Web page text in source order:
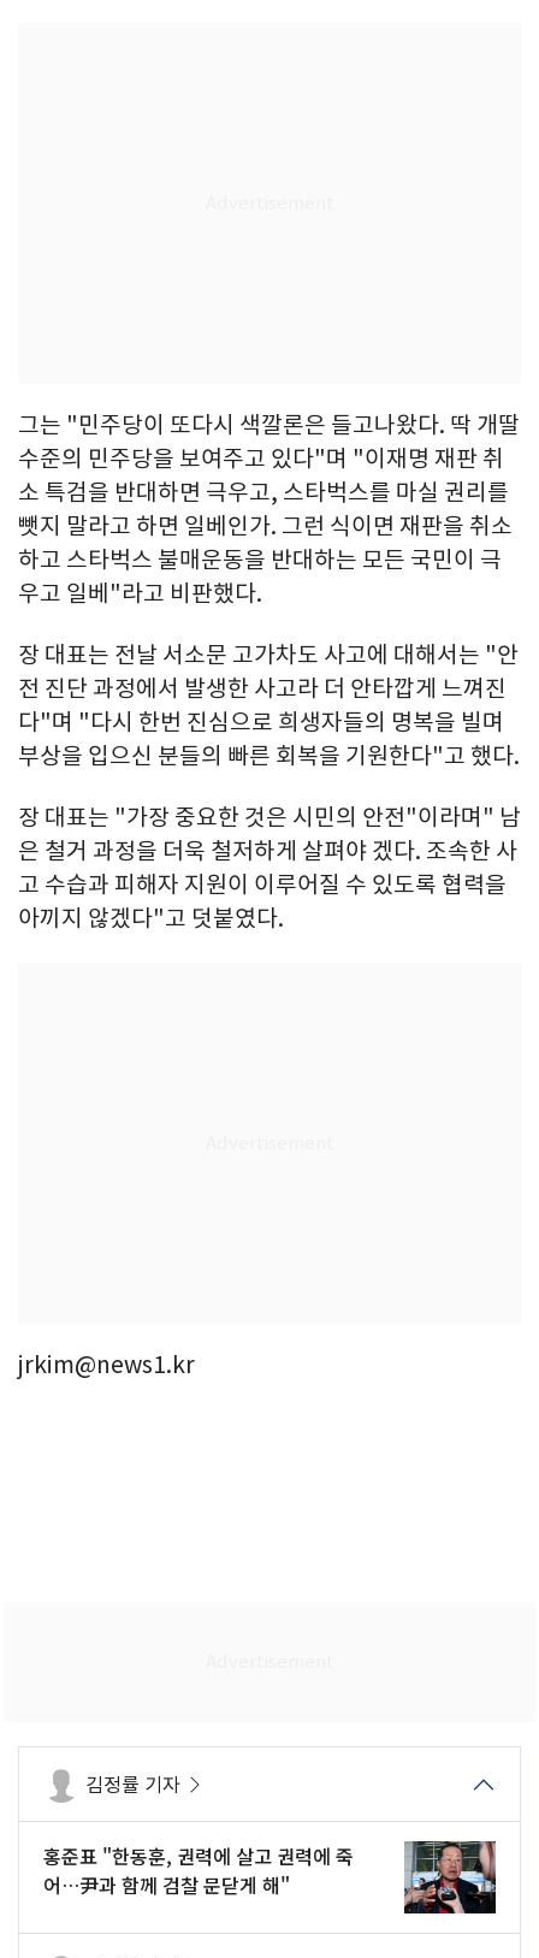
그는 "민주당이 또다시 색깔론은 들고나왔다. 딱 개딸
수준의 민주당을 보여주고 있다"며 "이재명 재판 취
소 특검을 반대하면 극우고, 스타벅스를 마실 권리를
뺏지 말라고 하면 일베인가. 그런 식이면 재판을 취소
하고 스타벅스 불매운동을 반대하는 모든 국민이 극
우고 일베"라고 비판했다.
장 대표는 전날 서소문 고가차도 사고에 대해서는 "안
전 진단 과정에서 발생한 사고라 더 안타깝게 느껴진
다"며 "다시 한번 진심으로 희생자들의 명복을 빌며
부상을 입으신 분들의 빠른 회복을 기원한다"고 했다.
장 대표는 "가장 중요한 것은 시민의 안전"이라며" 남
은 철거 과정을 더욱 철저하게 살펴야 겠다. 조속한 사
고 수습과 피해자 지원이 이루어질 수 있도록 협력을
아끼지 않겠다"고 덧붙였다.
jrkim@news1.kr
김정률 기자
홍준표 "한동훈, 권력에 살고 권력에 죽
어…尹과 함께 검찰 문닫게 해"